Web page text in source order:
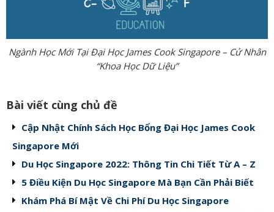
Ngành Học Mới Tại Đại Học James Cook Singapore – Cử Nhân
“Khoa Học Dữ Liệu”
Bài viết cùng chủ đề
Cập Nhật Chính Sách Học Bổng Đại Học James Cook
Singapore Mới
Du Học Singapore 2022: Thông Tin Chi Tiết Từ A – Z
5 Điều Kiện Du Học Singapore Mà Bạn Cần Phải Biết
Khám Phá Bí Mật Về Chi Phí Du Học Singapore